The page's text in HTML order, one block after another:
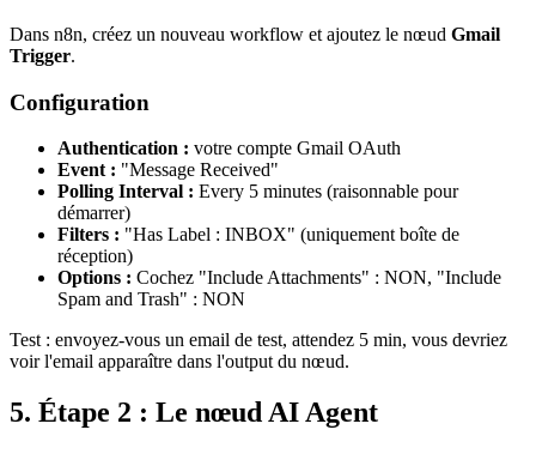
Dans n8n, créez un nouveau workflow et ajoutez le nœud Gmail
Trigger.
Configuration
Authentication : votre compte Gmail OAuth
Event : "Message Received"
Polling Interval : Every 5 minutes (raisonnable pour
démarrer)
Filters : "Has Label : INBOX" (uniquement boîte de
réception)
Options : Cochez "Include Attachments" : NON, "Include
Spam and Trash" : NON
Test : envoyez-vous un email de test, attendez 5 min, vous devriez
voir l'email apparaître dans l'output du nœud.
5. Étape 2 : Le nœud AI Agent